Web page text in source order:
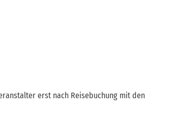
erst nach Reisebuchung mit den